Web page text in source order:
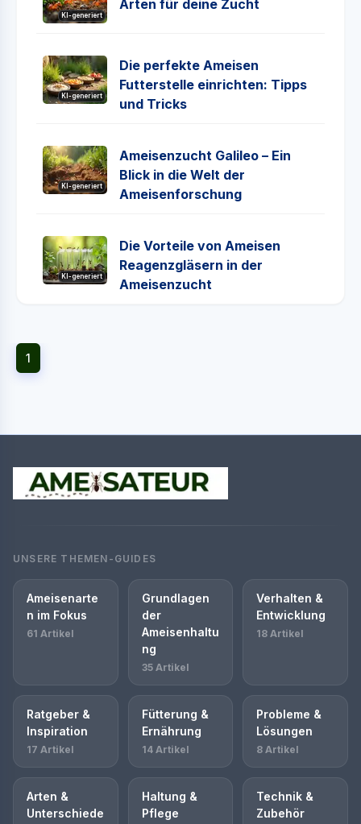
KI-generiert
Arten für deine Zucht
KI-generiert
Die perfekte Ameisen
Futterstelle einrichten: Tipps
und Tricks
KI-generiert
Ameisenzucht Galileo – Ein
Blick in die Welt der
Ameisenforschung
KI-generiert
Die Vorteile von Ameisen
Reagenzgläsern in der
Ameisenzucht
1
UNSERE THEMEN-GUIDES
Ameisenarte
n im Fokus
61 Artikel
Grundlagen
der
Ameisenhaltu
ng
35 Artikel
Verhalten &
Entwicklung
18 Artikel
Ratgeber &
Inspiration
17 Artikel
Fütterung &
Ernährung
14 Artikel
Probleme &
Lösungen
8 Artikel
Arten &
Unterschiede
Haltung &
Pflege
Technik &
Zubehör